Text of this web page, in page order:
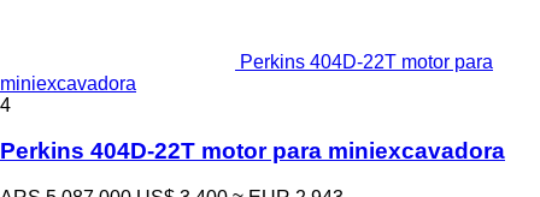
Perkins 404D-22T motor para
miniexcavadora
4
Perkins 404D-22T motor para miniexcavadora